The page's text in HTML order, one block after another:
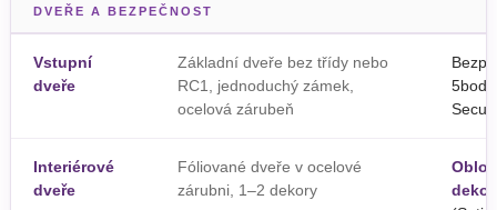
DVEŘE A BEZPEČNOST
Vstupní
dveře
Základní dveře bez třídy nebo
RC1, jednoduchý zámek,
ocelová zárubeň
Interiérové
dveře
Fóliované dveře v ocelové
zárubni, 1–2 dekory